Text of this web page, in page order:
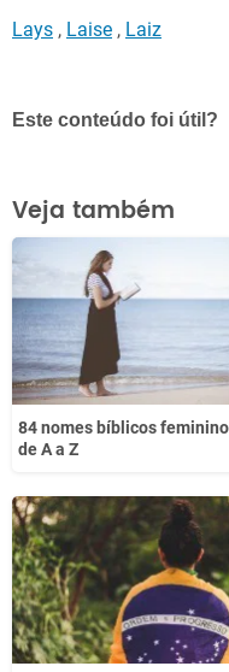
Lays , Laise , Laiz
Este conteúdo foi útil?
Este conteúdo contém
Este conteúdo não
Outro
Veja também
84 nomes bíblicos
de A a Z